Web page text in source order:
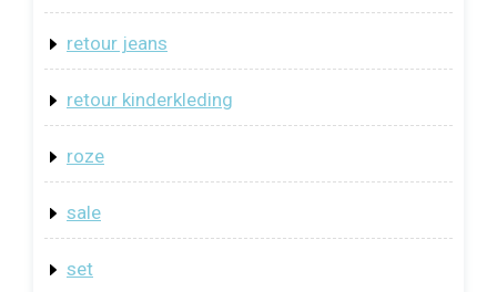
retour jeans
retour kinderkleding
roze
sale
set